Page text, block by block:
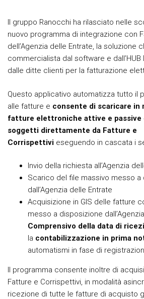
Il gruppo Ranocchi ha rilasciato nelle
nuovo programma di integrazione con
dell’Agenzia delle Entrate, la soluzione
commercialista dal software e
dalle ditte clienti per la fatturazione
Questo applicativo automatizza tutto il
alle fatture e consente di scaricare in
fatture elettroniche attive e passive
soggetti direttamente da Fatture e
Corrispettivi eseguendo in cascata i
Invio della richiesta all’Agenzia
Scarico del file massivo messo a
dall’Agenzia delle Entrate
Acquisizione in GIS delle fatture
messo a disposizione
Comprensivo della data di
la contabilizzazione in prima
automatismi in fase di
Il programma consente inoltre di
Fatture e Corrispettivi, in modalità
ricezione di tutte le fatture di acquisto